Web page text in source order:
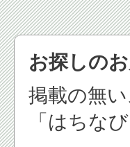
お探しの
掲載の無
「はちな